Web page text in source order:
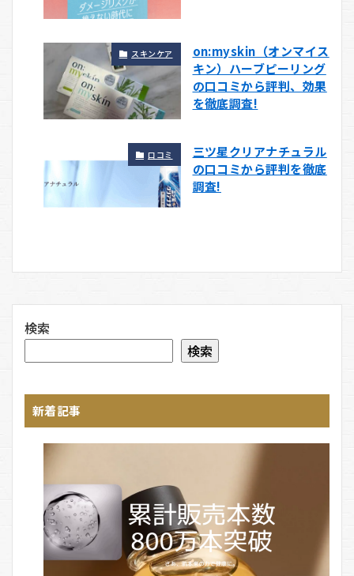
スキンケア
on:myskin（オンマイス
キン）ハーブピーリング
の口コミから評判、効果
を徹底調査!
口コミ
三ツ星クリアナチュラル
の口コミから評判を徹底
調査!
検索
検索
新着記事